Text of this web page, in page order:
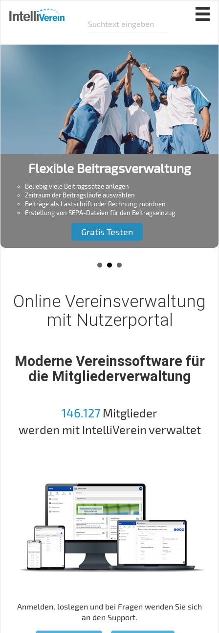
Flexible Beitragsverwaltung
Beliebig viele Beitragssätze anlegen
Zeitraum der Beitragsläufe auswählen
Beiträge als Lastschrift oder Rechnung zuordnen
Erstellung von SEPA-Dateien für den Beitragseinzug
Gratis Testen
Online Vereinsverwaltung
mit Nutzerportal
Moderne Vereinssoftware für
die Mitgliederverwaltung
146.127 Mitglieder
werden mit IntelliVerein verwaltet
Anmelden, loslegen und bei Fragen wenden Sie sich
an den Support.